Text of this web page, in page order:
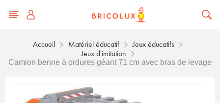
Accueil Matériel éducatif
Jeux éducatifs
Jeux d'imitation
Camion benne à ordures géant 71 cm avec bras de levage